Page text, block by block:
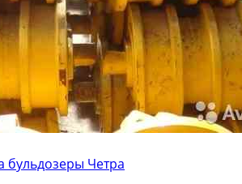
бульдозеры Четра